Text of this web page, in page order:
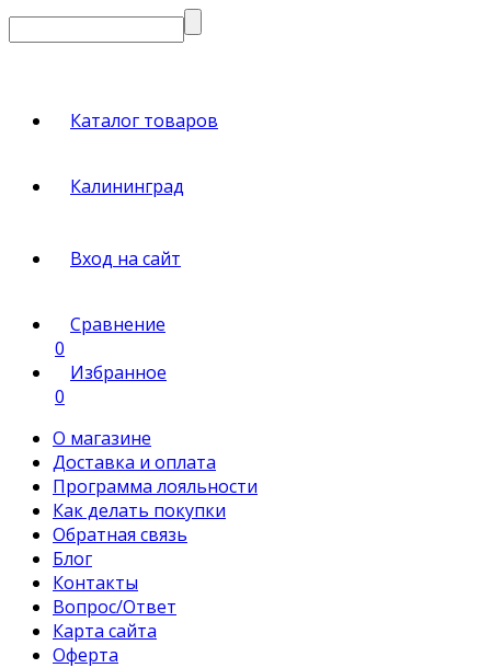
Каталог товаров
Калининград
Вход на сайт
Сравнение
0
Избранное
0
О магазине
Доставка и оплата
Программа лояльности
Как делать покупки
Обратная связь
Блог
Контакты
Вопрос/Ответ
Карта сайта
Оферта